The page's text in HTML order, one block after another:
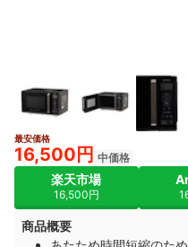
最安価格
16,500円 中価格
楽天市場
16,500円
商品概要